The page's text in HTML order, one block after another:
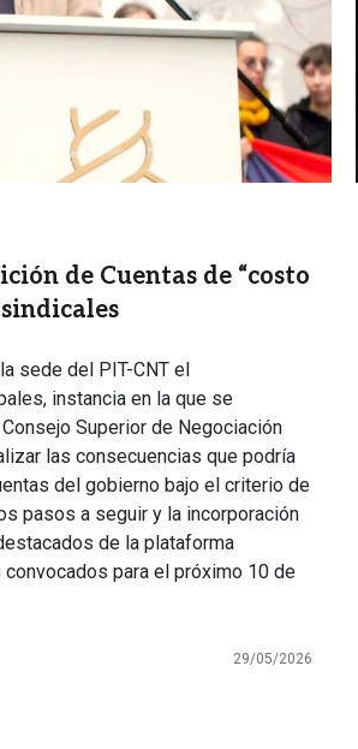
de Cuentas de “costo
sede del PIT-CNT el
instancia en la que se
Superior de Negociación
las consecuencias que podría
del gobierno bajo el criterio de
pasos a seguir y la incorporación
de la plataforma
para el próximo 10 de
29/05/2026